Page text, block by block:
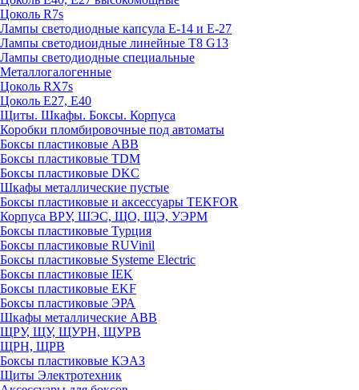
Цоколь R7s
Лампы светодиодные капсула Е-14 и Е-27
Лампы светодиоидные линейные T8 G13
Лампы светодиодные специальные
Металлогалогенные
Цоколь RX7s
Цоколь Е27, E40
Щиты. Шкафы. Боксы. Корпуса
Коробки пломбировочные под автоматы
Боксы пластиковые ABB
Боксы пластиковые TDM
Боксы пластиковые DKC
Шкафы металлические пустые
Боксы пластиковые и аксессуары TEKFOR
Корпуса ВРУ, ШЭС, ЩО, ЩЭ, УЭРМ
Боксы пластиковые Турция
Боксы пластиковые RUVinil
Боксы пластиковые Systeme Electric
Боксы пластиковые IEK
Боксы пластиковые EKF
Боксы пластиковые ЭРА
Шкафы металлические ABB
ЩРУ, ЩУ, ЩУРН, ЩУРВ
ЩРН, ЩРВ
Боксы пластиковые КЭАЗ
Щиты Электротехник